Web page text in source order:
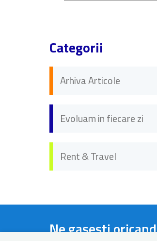
Categorii
Arhiva Articole
Evoluam in fiecare zi
Rent & Travel
Ne gasesti oricand